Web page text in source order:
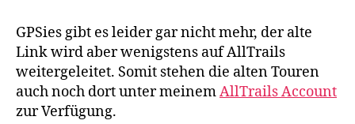
GPSies gibt es leider gar nicht mehr, der alte
Link wird aber wenigstens auf AllTrails
weitergeleitet. Somit stehen die alten Touren
auch noch dort unter meinemAllTrails Account
zur Verfügung.